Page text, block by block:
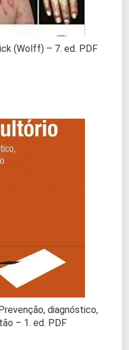
(Wolff) – 7. ed. PDF
diagnóstico,
– 1. ed. PDF